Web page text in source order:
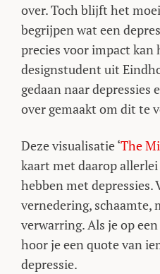
over. Toch blijft het
begrijpen wat een
precies voor impact kan
designstudent uit
gedaan naar depressies
over gemaakt om dit te
Deze visualisatie ‘The
kaart met daarop
hebben met
vernedering, schaamte,
verwarring. Als je op
hoor je een quote van
depressie.